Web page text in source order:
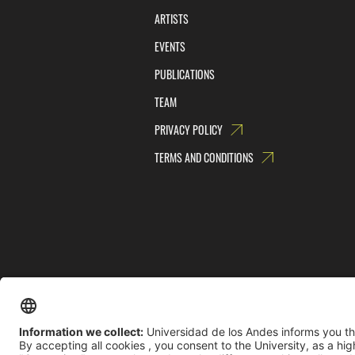
ARTISTS
EVENTS
PUBLICATIONS
TEAM
PRIVACY POLICY
TERMS AND CONDITIONS